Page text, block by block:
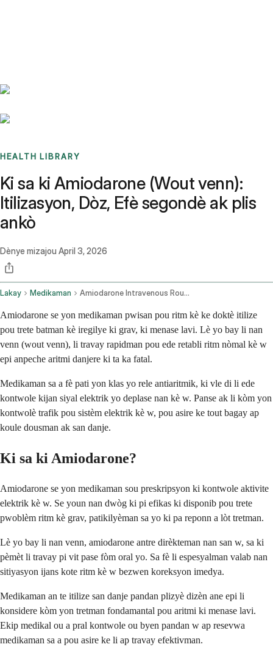
HEALTH LIBRARY
Ki sa ki Amiodarone (Wout venn):
Itilizasyon, Dòz, Efè segondè ak plis
ankò
Dènye mizajou April 3, 2026
Lakay Medikaman Amiodarone Intravenous Route
Amiodarone se yon medikaman pwisan pou ritm kè ke doktè itilize
pou trete batman kè iregilye ki grav, ki menase lavi. Lè yo bay li nan
venn (wout venn), li travay rapidman pou ede retabli ritm nòmal kè w
epi anpeche aritmi danjere ki ta ka fatal.
Medikaman sa a fè pati yon klas yo rele antiaritmik, ki vle di li ede
kontwole kijan siyal elektrik yo deplase nan kè w. Panse ak li kòm yon
kontwolè trafik pou sistèm elektrik kè w, pou asire ke tout bagay ap
koule dousman ak san danje.
Ki sa ki Amiodarone?
Amiodarone se yon medikaman sou preskripsyon ki kontwole aktivite
elektrik kè w. Se youn nan dwòg ki pi efikas ki disponib pou trete
pwoblèm ritm kè grav, patikilyèman sa yo ki pa reponn a lòt tretman.
Lè yo bay li nan venn, amiodarone antre dirèkteman nan san w, sa ki
pèmèt li travay pi vit pase fòm oral yo. Sa fè li espesyalman valab nan
sitiyasyon ijans kote ritm kè w bezwen koreksyon imedya.
Medikaman an te itilize san danje pandan plizyè dizèn ane epi li
konsidere kòm yon tretman fondamantal pou aritmi ki menase lavi.
Ekip medikal ou a pral kontwole ou byen pandan w ap resevwa
medikaman sa a pou asire ke li ap travay efektivman.